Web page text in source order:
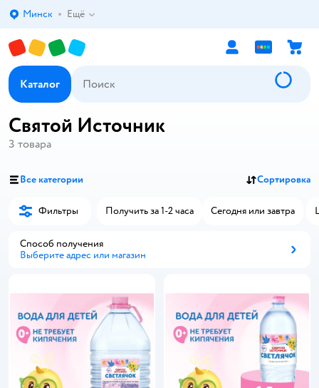
Выбор адреса доставки.
Минск Ещё
Каталог
Святой Источник
3 товара
Все категории Сортировка
Фильтры Получить за 1-2 часа Сегодня или завтра
Способ получения
Выберите адрес или магазин